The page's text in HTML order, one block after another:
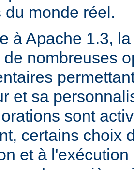
du monde réel.
à Apache 1.3,
de nombreuses
et sa
sont
certains choix
et à